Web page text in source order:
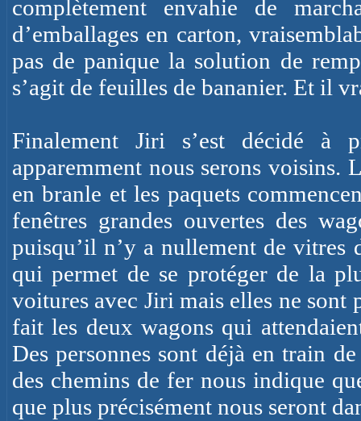
complètement envahie de
d’emballages en carton,
pas de panique la solution de
s’agit de feuilles de bananier. Et il
Finalement Jiri s’est décidé à
apparemment nous serons voisins.
en branle et les paquets
fenêtres grandes ouvertes des
puisqu’il n’y a nullement de vitres
qui permet de se protéger de la
voitures avec Jiri mais elles ne sont
fait les deux wagons qui
Des personnes sont déjà en train
des chemins de fer nous indique
que plus précisément nous seront